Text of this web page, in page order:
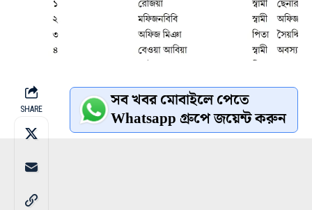
SHARE সব খবর মোবাইলে পেতে
Whatsapp গ্রুপে জয়েন্ট করুন